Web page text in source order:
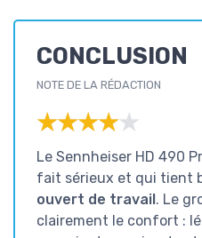
CONCLUSION
NOTE DE LA RÉDACTION
★★★★★
★★★★★
Le Sennheiser HD 490
fait sérieux et qui tient
ouvert de travail . Le
clairement le confort :